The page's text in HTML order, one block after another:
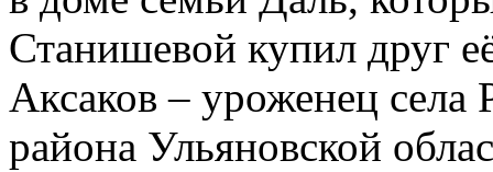
Станишевой купил друг
Аксаков – уроженец села
района Ульяновской